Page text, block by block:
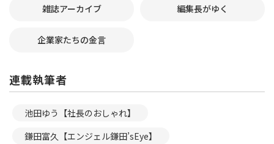
雑誌アーカイブ 編集長がゆく
企業家たちの金言
連載執筆者
池田ゆう【社長のおしゃれ】
鎌田富久【エンジェル鎌田’sEye】